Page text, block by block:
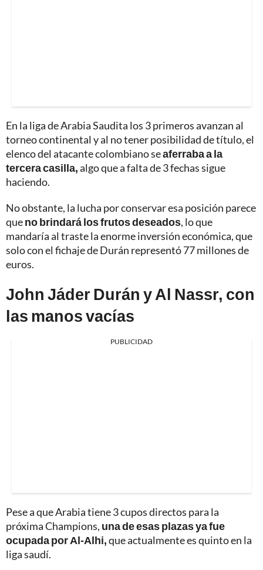
En la liga de Arabia Saudita los 3 primeros avanzan al
torneo continental y al no tener posibilidad de título, el
elenco del atacante colombiano seaferraba a la
tercera casilla,algo que a falta de 3 fechas sigue
haciendo.
No obstante, la lucha por conservar esa posición parece
queno brindará los frutos deseados, lo que
mandaría al traste la enorme inversión económica, que
solo con el fichaje de Durán representó 77 millones de
euros.
John Jáder Durán y Al Nassr, con
las manos vacías
PUBLICIDAD
Pese a que Arabia tiene 3 cupos directos para la
próxima Champions, una de esas plazas ya fue
ocupada por Al-Alhi,que actualmente es quinto en la
liga saudí.